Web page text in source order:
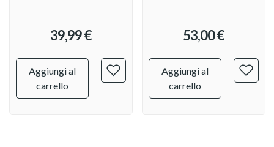
39,99 €
Aggiungi al
carrello
53,00 €
Aggiungi al
carrello